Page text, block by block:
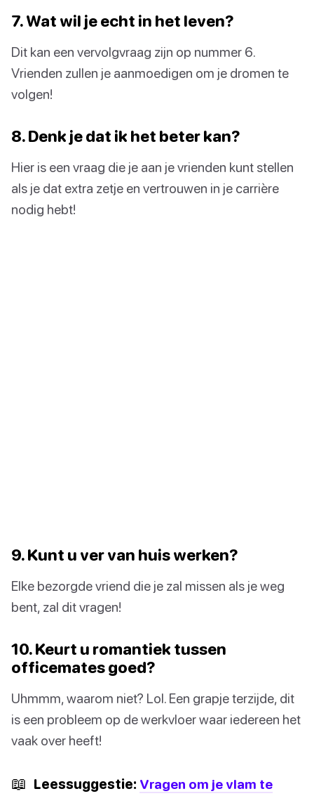
7. Wat wil je echt in het leven?
Dit kan een vervolgvraag zijn op nummer 6.
Vrienden zullen je aanmoedigen om je dromen te
volgen!
8. Denk je dat ik het beter kan?
Hier is een vraag die je aan je vrienden kunt stellen
als je dat extra zetje en vertrouwen in je carrière
nodig hebt!
9. Kunt u ver van huis werken?
Elke bezorgde vriend die je zal missen als je weg
bent, zal dit vragen!
10. Keurt u romantiek tussen
officemates goed?
Uhmmm, waarom niet? Lol. Een grapje terzijde, dit
is een probleem op de werkvloer waar iedereen het
vaak over heeft!
📖 Leessuggestie: Vragen om je vlam te